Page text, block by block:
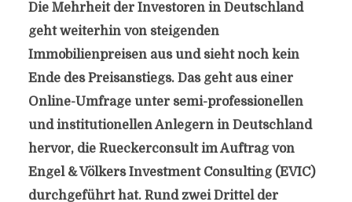
Die Mehrheit der Investoren in Deutschland
geht weiterhin von steigenden
Immobilienpreisen aus und sieht noch kein
Ende des Preisanstiegs. Das geht aus einer
Online-Umfrage unter semi-professionellen
und institutionellen Anlegern in Deutschland
hervor, die Rueckerconsult im Auftrag von
Engel & Völkers Investment Consulting (EVIC)
durchgeführt hat. Rund zwei Drittel der